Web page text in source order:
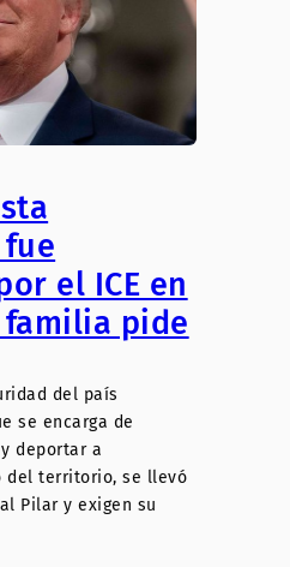
el ICE en
familia pide
del país
se encarga de
deportar a
del territorio, se llevó
Pilar y exigen su